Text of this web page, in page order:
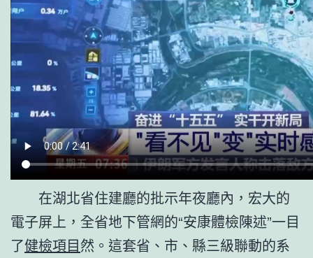
在湖北省住建廳的批示年夜廳內，宏大的
電子屏上，全省地下管網的“安康體檢陳述”一目
了健檢項目然。這套省、市、縣三級聯動的系